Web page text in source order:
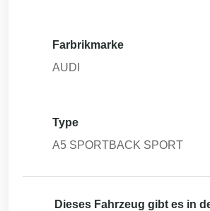
Farbrikmarke
AUDI
Type
A5 SPORTBACK SPORT
Dieses Fahrzeug gibt es in